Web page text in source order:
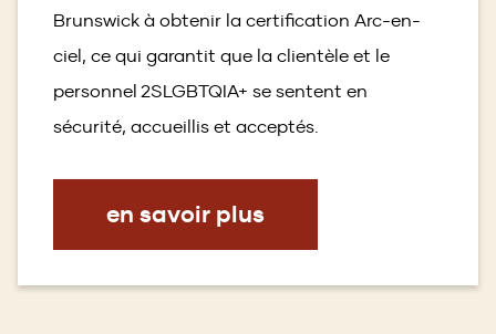
Brunswick à obtenir la certification Arc-en-
ciel, ce qui garantit que la clientèle et le
personnel 2SLGBTQIA+ se sentent en
sécurité, accueillis et acceptés.
en savoir plus